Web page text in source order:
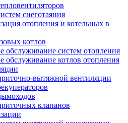
снеготаяния
отопления и котельных в
котлов
обслуживание систем отопления
обслуживание котлов отопления
вытяжной вентиляции
клапанов